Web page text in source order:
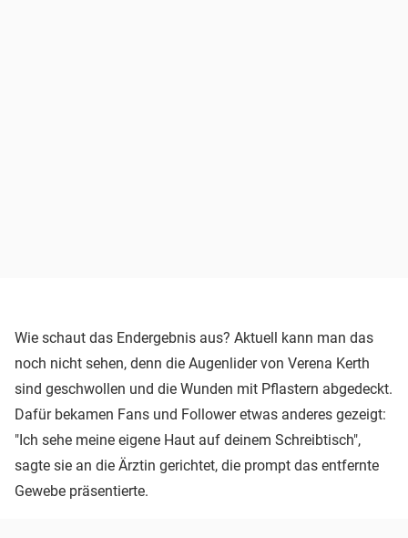
Wie schaut das Endergebnis aus? Aktuell kann man das
noch nicht sehen, denn die Augenlider von Verena Kerth
sind geschwollen und die Wunden mit Pflastern abgedeckt.
Dafür bekamen Fans und Follower etwas anderes gezeigt:
"Ich sehe meine eigene Haut auf deinem Schreibtisch",
sagte sie an die Ärztin gerichtet, die prompt das entfernte
Gewebe präsentierte.